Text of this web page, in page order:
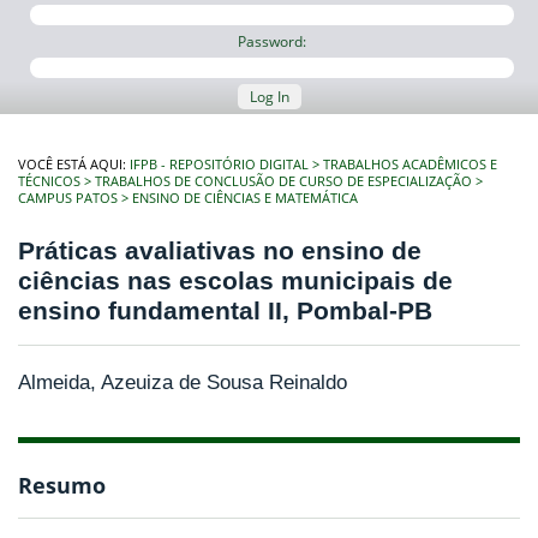
Password:
Log In
VOCÊ ESTÁ AQUI: IFPB - REPOSITÓRIO DIGITAL
TRABALHOS ACADÊMICOS E
TÉCNICOS
TRABALHOS DE CONCLUSÃO DE CURSO DE ESPECIALIZAÇÃO
CAMPUS PATOS
ENSINO DE CIÊNCIAS E MATEMÁTICA
Práticas avaliativas no ensino de
ciências nas escolas municipais de
ensino fundamental II, Pombal-PB
Almeida, Azeuiza de Sousa Reinaldo
Resumo